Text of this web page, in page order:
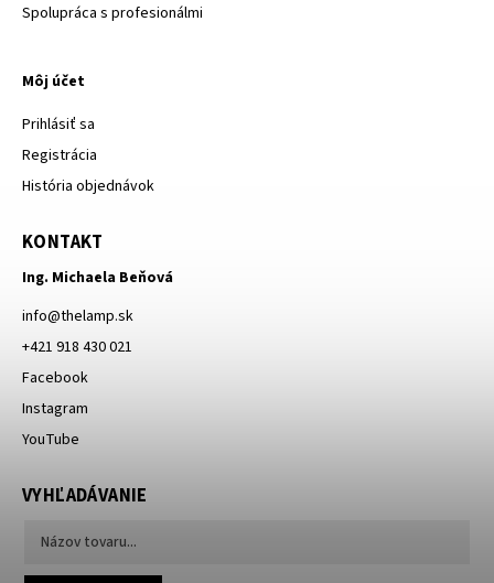
Spolupráca s profesionálmi
Môj účet
Prihlásiť sa
Registrácia
História objednávok
KONTAKT
Ing. Michaela Beňová
info@thelamp.sk
+421 918 430 021
Facebook
Instagram
YouTube
VYHĽADÁVANIE